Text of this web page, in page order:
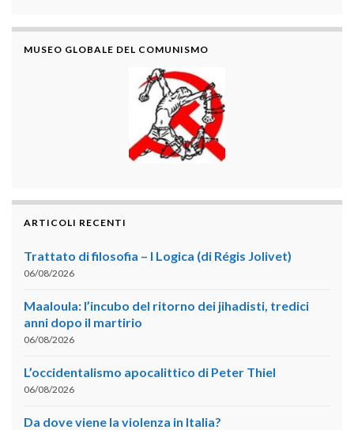
MUSEO GLOBALE DEL COMUNISMO
ARTICOLI RECENTI
Trattato di filosofia – I Logica (di Régis Jolivet)
06/08/2026
Maaloula: l’incubo del ritorno dei jihadisti, tredici
anni dopo il martirio
06/08/2026
L’occidentalismo apocalittico di Peter Thiel
06/08/2026
Da dove viene la violenza in Italia?